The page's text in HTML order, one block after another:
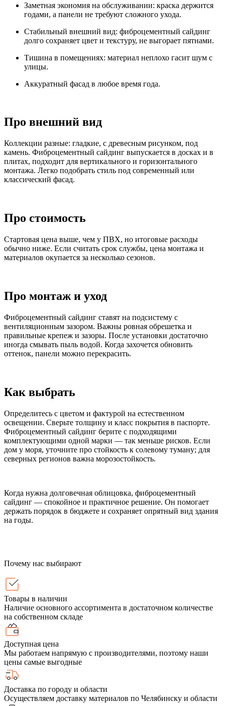
Заметная экономия на обслуживании: краска держится
годами, а панели не требуют сложного ухода.
Стабильный внешний вид: фиброцементный сайдинг
долго сохраняет цвет и текстуру, не выгорает пятнами.
Тишина в помещениях: материал неплохо гасит шум с
улицы.
Аккуратный фасад в любое время года.
Про внешний вид
Коллекции разные: гладкие, с древесным рисунком, под
камень. Фиброцементный сайдинг выпускается в досках и в
плитах, подходит для вертикального и горизонтального
монтажа. Легко подобрать стиль под современный или
классический фасад.
Про стоимость
Стартовая цена выше, чем у ПВХ, но итоговые расходы
обычно ниже. Если считать срок службы, цена монтажа и
материалов окупается за несколько сезонов.
Про монтаж и уход
Фиброцементный сайдинг ставят на подсистему с
вентиляционным зазором. Важны ровная обрешетка и
правильные крепеж и зазоры. После установки достаточно
иногда смывать пыль водой. Когда захочется обновить
оттенок, панели можно перекрасить.
Как выбрать
Определитесь с цветом и фактурой на естественном
освещении. Сверьте толщину и класс покрытия в паспорте.
Фиброцементный сайдинг берите с подходящими
комплектующими одной марки — так меньше рисков. Если
дом у моря, уточните про стойкость к солевому туману; для
северных регионов важна морозостойкость.
Когда нужна долговечная облицовка, фиброцементный
сайдинг — спокойное и практичное решение. Он помогает
держать порядок в бюджете и сохраняет опрятный вид здания
на годы.
Почему нас выбирают
Товары в наличии
Наличие основного ассортимента в достаточном количестве
на собственном складе
Доступная цена
Мы работаем напрямую с производителями, поэтому наши
цены самые выгодные
Доставка по городу и области
Осуществляем доставку материалов по Челябинску и области